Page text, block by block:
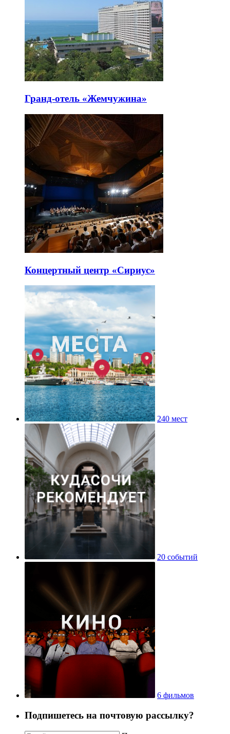
Гранд-отель «Жемчужина»
Концертный центр «Сириус»
240 мест
20 событий
6 фильмов
Подпишетесь на почтовую рассылку?